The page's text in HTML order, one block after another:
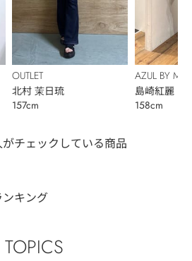
OUTLET
北村 茉日琉
157cm
AZUL BY
島崎紅麗
158cm
チェックしている商品
キング
TOPICS